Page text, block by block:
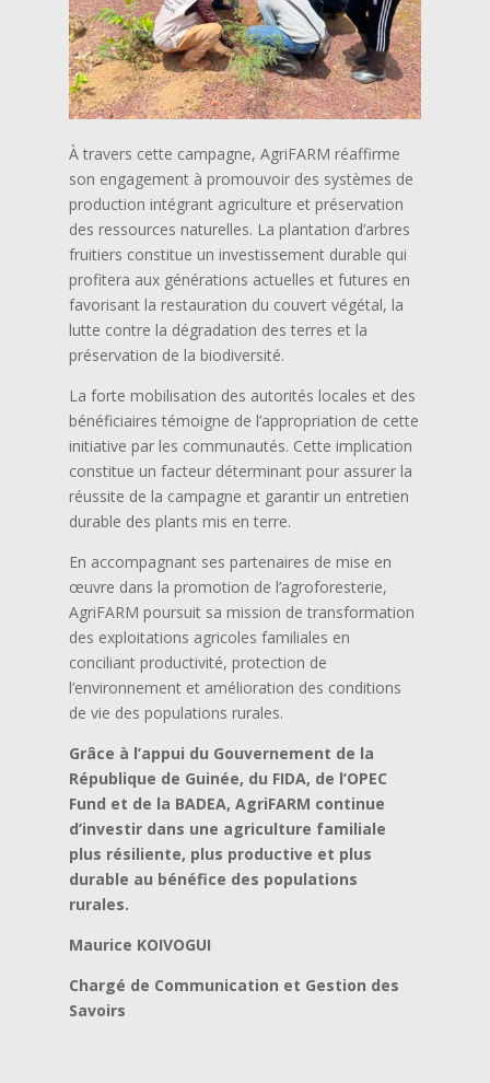
À travers cette campagne, AgriFARM réaffirme
son engagement à promouvoir des systèmes de
production intégrant agriculture et préservation
des ressources naturelles. La plantation d’arbres
fruitiers constitue un investissement durable qui
profitera aux générations actuelles et futures en
favorisant la restauration du couvert végétal, la
lutte contre la dégradation des terres et la
préservation de la biodiversité.
La forte mobilisation des autorités locales et des
bénéficiaires témoigne de l’appropriation de cette
initiative par les communautés. Cette implication
constitue un facteur déterminant pour assurer la
réussite de la campagne et garantir un entretien
durable des plants mis en terre.
En accompagnant ses partenaires de mise en
œuvre dans la promotion de l’agroforesterie,
AgriFARM poursuit sa mission de transformation
des exploitations agricoles familiales en
conciliant productivité, protection de
l’environnement et amélioration des conditions
de vie des populations rurales.
Grâce à l’appui du Gouvernement de la
République de Guinée, du FIDA, de l’OPEC
Fund et de la BADEA, AgriFARM continue
d’investir dans une agriculture familiale
plus résiliente, plus productive et plus
durable au bénéfice des populations
rurales.
Maurice KOIVOGUI
Chargé de Communication et Gestion des
Savoirs